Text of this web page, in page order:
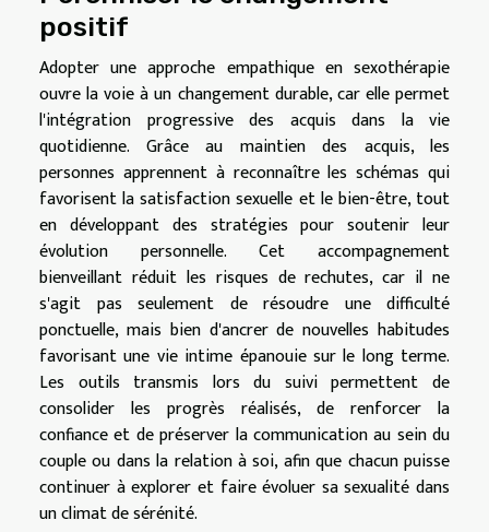
positif
Adopter une approche empathique en sexothérapie
ouvre la voie à un changement durable, car elle permet
l'intégration progressive des acquis dans la vie
quotidienne. Grâce au maintien des acquis, les
personnes apprennent à reconnaître les schémas qui
favorisent la satisfaction sexuelle et le bien-être, tout
en développant des stratégies pour soutenir leur
évolution personnelle. Cet accompagnement
bienveillant réduit les risques de rechutes, car il ne
s'agit pas seulement de résoudre une difficulté
ponctuelle, mais bien d'ancrer de nouvelles habitudes
favorisant une vie intime épanouie sur le long terme.
Les outils transmis lors du suivi permettent de
consolider les progrès réalisés, de renforcer la
confiance et de préserver la communication au sein du
couple ou dans la relation à soi, afin que chacun puisse
continuer à explorer et faire évoluer sa sexualité dans
un climat de sérénité.